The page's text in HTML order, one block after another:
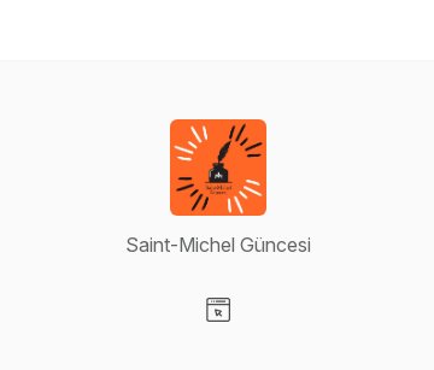
Saint-Michel Güncesi